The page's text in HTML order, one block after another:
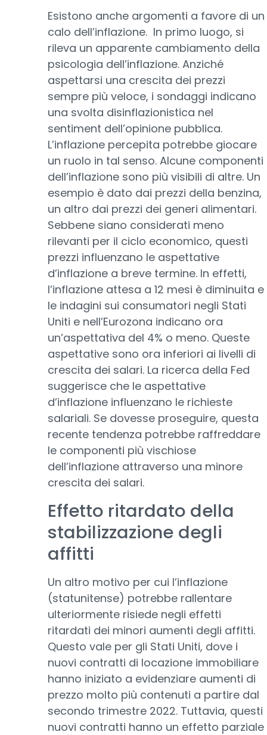
Esistono anche argomenti a favore di un
calo dell’inflazione. In primo luogo, si
rileva un apparente cambiamento della
psicologia dell’inflazione. Anziché
aspettarsi una crescita dei prezzi
sempre più veloce, i sondaggi indicano
una svolta disinflazionistica nel
sentiment dell’opinione pubblica.
L’inflazione percepita potrebbe giocare
un ruolo in tal senso. Alcune componenti
dell’inflazione sono più visibili di altre. Un
esempio è dato dai prezzi della benzina,
un altro dai prezzi dei generi alimentari.
Sebbene siano considerati meno
rilevanti per il ciclo economico, questi
prezzi influenzano le aspettative
d’inflazione a breve termine. In effetti,
l’inflazione attesa a 12 mesi è diminuita e
le indagini sui consumatori negli Stati
Uniti e nell’Eurozona indicano ora
un’aspettativa del 4% o meno. Queste
aspettative sono ora inferiori ai livelli di
crescita dei salari. La ricerca della Fed
suggerisce che le aspettative
d’inflazione influenzano le richieste
salariali. Se dovesse proseguire, questa
recente tendenza potrebbe raffreddare
le componenti più vischiose
dell’inflazione attraverso una minore
crescita dei salari.
Effetto ritardato della
stabilizzazione degli
affitti
Un altro motivo per cui l’inflazione
(statunitense) potrebbe rallentare
ulteriormente risiede negli effetti
ritardati dei minori aumenti degli affitti.
Questo vale per gli Stati Uniti, dove i
nuovi contratti di locazione immobiliare
hanno iniziato a evidenziare aumenti di
prezzo molto più contenuti a partire dal
secondo trimestre 2022. Tuttavia, questi
nuovi contratti hanno un effetto parziale